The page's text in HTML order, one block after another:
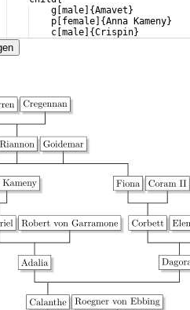
    g
male {Amavet }
    p
female {Anna Kameny}
    c
male {Crispin}